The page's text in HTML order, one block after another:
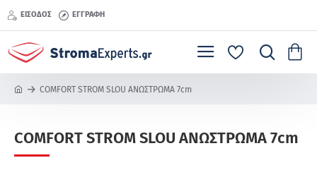
ΕΊΣΟΔΟΣ ΕΓΓΡΑΦΉ
e
COMFORT STROM SLOU ΑΝΩΣΤΡΩΜΑ 7cm
COMFORT STROM SLOU ΑΝΩΣΤΡΩΜΑ 7cm